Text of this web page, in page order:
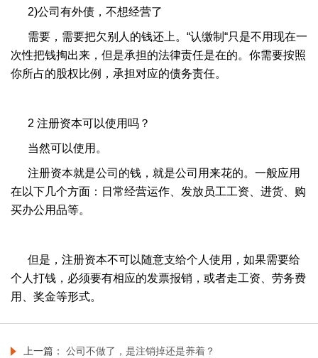
2)公司有外债，不想经营了
需要，需要把欠别人的钱还上。“认缴制“只是不用现在一
次性把钱掏出来，但是承担的法律责任是在的。你需要按照
你所占的股权比例，承担对应的债务责任。
2 注册资本可以使用吗？
当然可以使用。
注册资本就是公司的钱，就是公司用来花的。一般应用
在以下几个方面：日常经营运作、发放员工工资、进货、购
买办公用品等。
但是，注册资本不可以随意支给个人使用，如果需要给
个人打钱，必须要有相应的发票报销，或者走工资、劳务费
用、奖金等形式。
上一篇： 公司不做了，是注销掉还是养着？